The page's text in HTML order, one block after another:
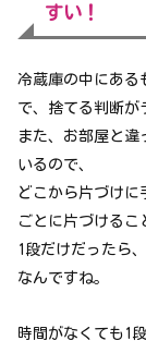
すい！
冷蔵庫の中にある
で、捨てる判断が
また、お部屋と違
いるので、
どこから片づけに
ごとに片づけるこ
1段だけだったら
なんですね。
時間がなくても1